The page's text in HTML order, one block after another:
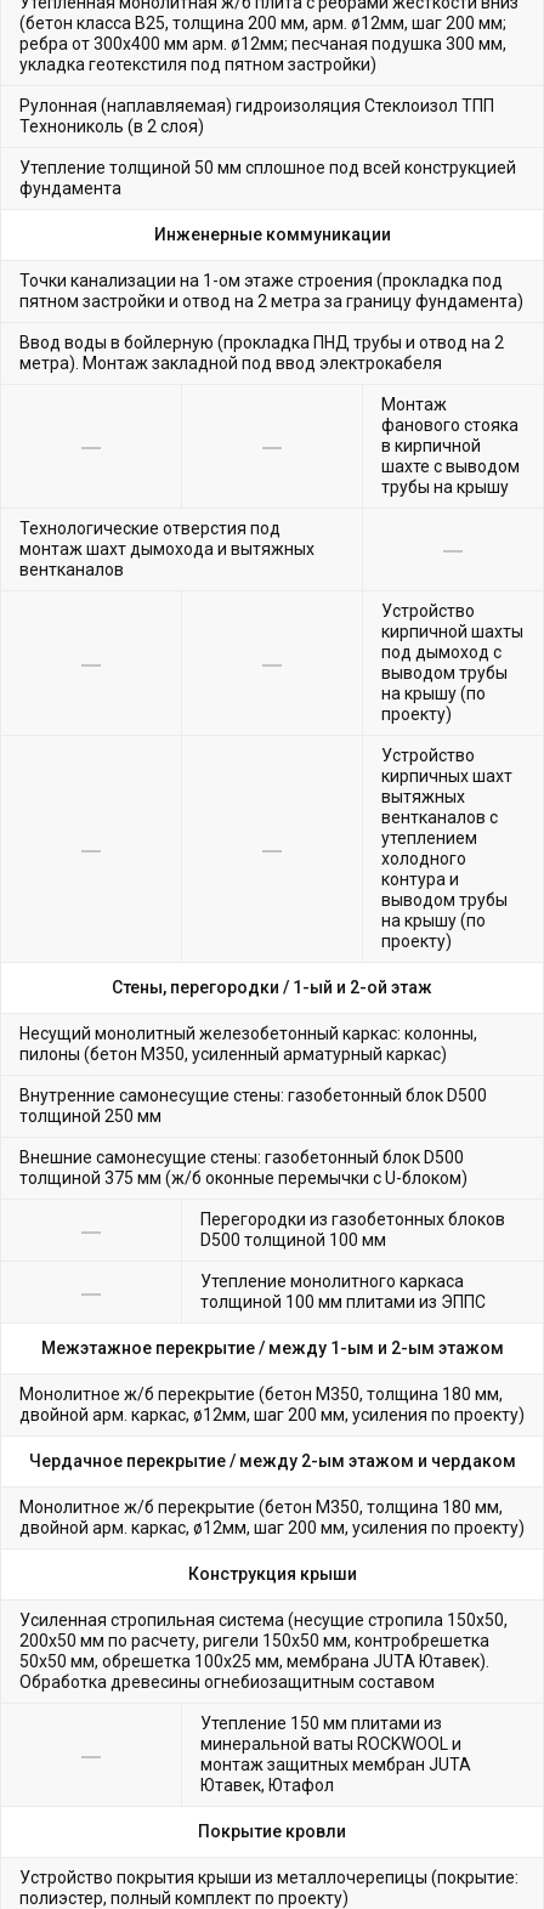
(бетон класса В25, толщина 200 мм, арм. ø12мм, шаг 200 мм;
ребра от 300х400 мм арм. ø12мм; песчаная подушка 300 мм,
укладка геотекстиля под пятном застройки)
Рулонная (наплавляемая) гидроизоляция Стеклоизол ТПП
Технониколь (в 2 слоя)
Утепление толщиной 50 мм сплошное под всей конструкцией
фундамента
Инженерные коммуникации
Точки канализации на 1-ом этаже строения (прокладка под
пятном застройки и отвод на 2 метра за границу фундамента)
Ввод воды в бойлерную (прокладка ПНД трубы и отвод на 2
метра). Монтаж закладной под ввод электрокабеля
Монтаж
фанового стояка
в кирпичной
шахте с выводом
трубы на крышу
Технологические отверстия под
монтаж шахт дымохода и вытяжных
вентканалов
Устройство
кирпичной шахты
под дымоход с
выводом трубы
на крышу (по
проекту)
Устройство
кирпичных шахт
вытяжных
вентканалов с
утеплением
холодного
контура и
выводом трубы
на крышу (по
проекту)
Стены, перегородки / 1-ый и 2-ой этаж
Несущий монолитный железобетонный каркас: колонны,
пилоны (бетон М350, усиленный арматурный каркас)
Внутренние самонесущие стены: газобетонный блок D500
толщиной 250 мм
Внешние самонесущие стены: газобетонный блок D500
толщиной 375 мм (ж/б оконные перемычки с U-блоком)
Перегородки из газобетонных блоков
D500 толщиной 100 мм
Утепление монолитного каркаса
толщиной 100 мм плитами из ЭППС
Межэтажное перекрытие / между 1-ым и 2-ым этажом
Монолитное ж/б перекрытие (бетон М350, толщина 180 мм,
двойной арм. каркас, ø12мм, шаг 200 мм, усиления по проекту)
Чердачное перекрытие / между 2-ым этажом и чердаком
Монолитное ж/б перекрытие (бетон М350, толщина 180 мм,
двойной арм. каркас, ø12мм, шаг 200 мм, усиления по проекту)
Конструкция крыши
Усиленная стропильная система (несущие стропила 150х50,
200х50 мм по расчету, ригели 150х50 мм, контробрешетка
50х50 мм, обрешетка 100х25 мм, мембрана JUTA Ютавек).
Обработка древесины огнебиозащитным составом
Утепление 150 мм плитами из
минеральной ваты ROCKWOOL и
монтаж защитных мембран JUTA
Ютавек, Ютафол
Покрытие кровли
Устройство покрытия крыши из металлочерепицы (покрытие:
полиэстер, полный комплект по проекту)